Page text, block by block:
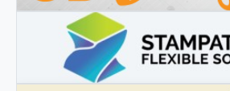
3DBOOSTER
3DBooster - Prodotti innovativi per stampa 3D